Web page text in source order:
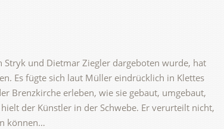
Stryk und Dietmar Ziegler dargeboten wurde, hat
Es fügte sich laut Müller eindrücklich in Klettes
Brenzkirche erleben, wie sie gebaut, umgebaut,
der Künstler in der Schwebe. Er verurteilt nicht,
können…